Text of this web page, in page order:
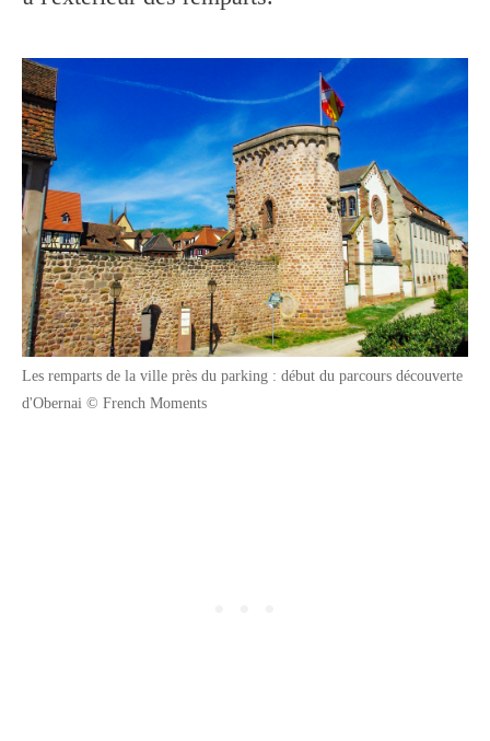
Les remparts de la ville près du parking : début du parcours découverte
d'Obernai © French Moments